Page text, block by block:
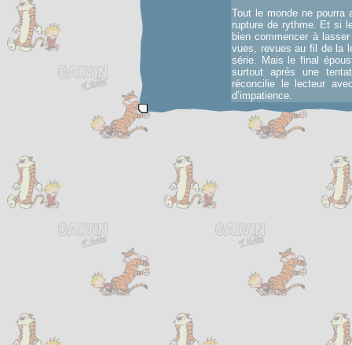
Tout le monde ne pourra
rupture de rythme. Et si
bien commencer à
vues, revues au fil de la
série. Mais le final
surtout après une
réconcilie le lecteur
d’impatience.